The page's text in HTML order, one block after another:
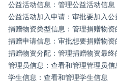
公益活动信息：管理公益活动信息
公益活动加入申请：审批要加入
捐赠物资类型信息：管理捐赠物资
捐赠申请信息：审批想要捐赠物资
捐赠物资分配：管理捐赠物资最终
管理员信息：查看和管理管理员信
学生信息：查看和管理学生信息